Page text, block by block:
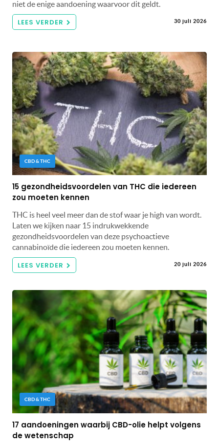
niet de enige aandoening waarvoor dit geldt.
LEES VERDER 30 juli 2026
CBD & THC
15 gezondheidsvoordelen van THC die iedereen
zou moeten kennen
THC is heel veel meer dan de stof waar je high van wordt.
Laten we kijken naar 15 indrukwekkende
gezondheidsvoordelen van deze psychoactieve
cannabinoïde die iedereen zou moeten kennen.
LEES VERDER 20 juli 2026
CBD & THC
17 aandoeningen waarbij CBD-olie helpt volgens
de wetenschap